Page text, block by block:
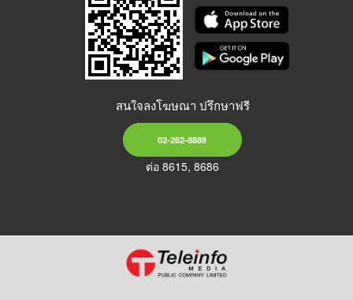
สนใจลงโฆษณา ปรึกษาฟรี
02-262-8888
ต่อ 8615, 8686